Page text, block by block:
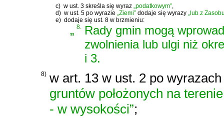
c) w ust. 3 skreśla się wyraz „podatkowym”,
d) w ust. 5 po wyrazie „Ziemi” dodaje się wyrazy „lub z
e) dodaje się ust. 8 w brzmieniu:
„8. Rady gmin mogą
zwolnienia lub ulgi niż
i 3.
8) w art. 13 w ust. 2 po
gruntów położonych na
- w wysokości”;